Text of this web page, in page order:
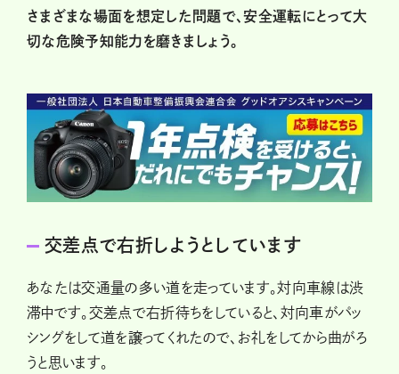
さまざまな場面を想定した問題で、安全運転にとって大
切な危険予知能力を磨きましょう。
交差点で右折しようとしています
あなたは交通量の多い道を走っています。対向車線は渋
滞中です。交差点で右折待ちをしていると、対向車がパッ
シングをして道を譲ってくれたので、お礼をしてから曲がろ
うと思います。